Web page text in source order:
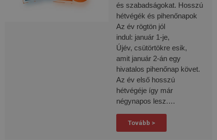
és szabadságokat. Hosszú
hétvégék és pihenőnapok
Az év rögtön jól
indul: január 1-je,
Újév, csütörtökre esik,
amit január 2-án egy
hivatalos pihenőnap követ.
Az év első hosszú
hétvégéje így már
négynapos lesz.…
Tovább >